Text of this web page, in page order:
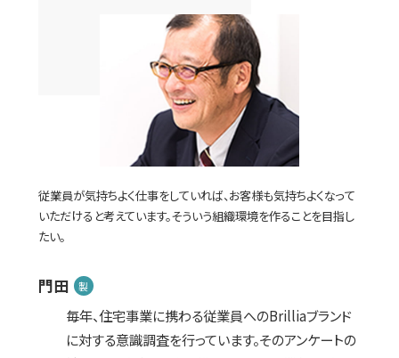
従業員が気持ちよく仕事をしていれば、お客様も気持ちよくなって
いただけると考えています。そういう組織環境を作ることを目指し
たい。
門田 製
毎年、住宅事業に携わる従業員へのBrilliaブランド
に対する意識調査を行っています。そのアンケートの